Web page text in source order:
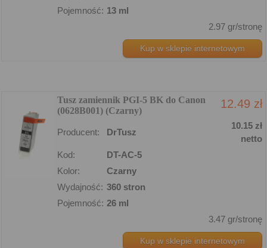
Pojemność: 13 ml
2.97 gr/stronę
Kup w sklepie internetowym
Tusz zamiennik PGI-5 BK do Canon
(0628B001) (Czarny)
12.49 zł
Producent: DrTusz
10.15 zł
netto
Kod:
DT-AC-5
Kolor:
Czarny
Wydajność: 360 stron
Pojemność: 26 ml
3.47 gr/stronę
Kup w sklepie internetowym